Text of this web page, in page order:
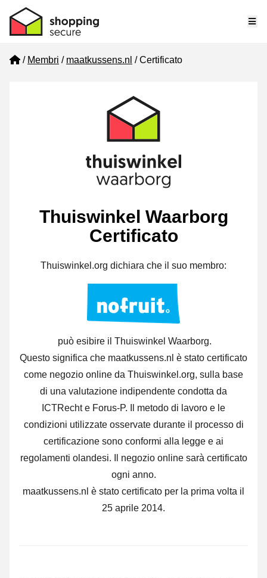
Home
Membri maatkussens.nl Certificato
Thuiswinkel Waarborg
Certificato
Thuiswinkel.org dichiara che il suo membro:
può esibire il Thuiswinkel Waarborg.
Questo significa che maatkussens.nl è stato certificato
come negozio online da Thuiswinkel.org, sulla base
di una valutazione indipendente condotta da
ICTRecht e Forus-P. Il metodo di lavoro e le
condizioni utilizzate osservate durante il processo di
certificazione sono conformi alla legge e ai
regolamenti olandesi. Il negozio online sarà certificato
ogni anno.
maatkussens.nl è stato certificato per la prima volta il
25 aprile 2014.